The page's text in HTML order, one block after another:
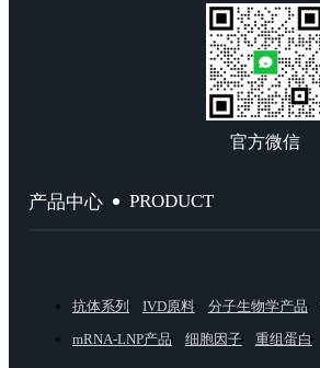
官方微信
产品中心 PRODUCT
抗体系列 IVD原料 分子生物学产品
mRNA-LNP产品
细胞因子 重组蛋白